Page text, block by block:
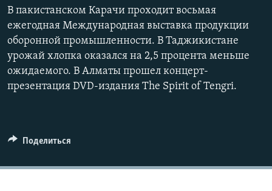
В пакистанском Карачи проходит восьмая
ежегодная Международная выставка продукции
оборонной промышленности. В Таджикистане
урожай хлопка оказался на 2,5 процента меньше
ожидаемого. В Алматы прошел концерт-
презентация DVD-издания The Spirit of Tengri.
Поделиться